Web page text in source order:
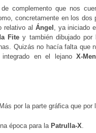
complemento que nos
concretamente en los
relativo al Ángel , ya iniciado
Fite y también dibujado por
Quizás no hacía falta que
integrado en el lejanoX-
por la parte gráfica que
época para la Patrulla-X